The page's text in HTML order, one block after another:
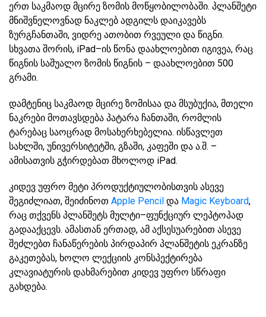
ერთ საკმაოდ მცირე ზომის მოწყობილობაში. პლანშეტი
მნიშვნელოვნად ნაკლებ ადგილს დაიკავებს
ზურგჩანთაში, ვიდრე ათობით რვეული და წიგნი.
სხვათა შორის, iPad–ის წონა დაახლოებით იგივეა, რაც
წიგნის საშუალო ზომის წიგნის – დაახლოებით 500
გრამი.
დამტენიც საკმაოდ მცირე ზომისაა და მსუბუქია, მთელი
ნაკრები მოთავსდება პატარა ჩანთაში, რომლის
ტარებაც საოცრად მოსახერხებელია. ისწავლეთ
სახლში, უნივერსიტეტში, გზაში, კაფეში და ა.შ. –
ამისათვის გჭირდებათ მხოლოდ iPad.
კიდევ უფრო მეტი პროდუქტიულობისთვის ასევე
შეგიძლიათ, შეიძინოთ Apple Pencil და Magic Keyboard,
რაც თქვენს პლანშეტს მულტი–ფუნქციურ ლეპტოპად
გადააქცევს. ამასთან ერთად, ამ აქსესუარებით ასევე
შეძლებთ ჩანაწერების პირდაპირ პლანშეტის ეკრანზე
გაკეთებას, ხოლო ლექციის კონსპექტირება
კლავიატურის დახმარებით კიდევ უფრო სწრაფი
გახდება.